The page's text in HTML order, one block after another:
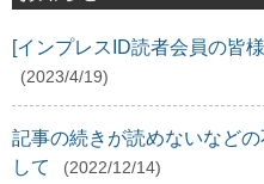
[インプレスID読者会員の皆
(2023/4/19)
記事の続きが読めないなど
して
(2022/12/14)